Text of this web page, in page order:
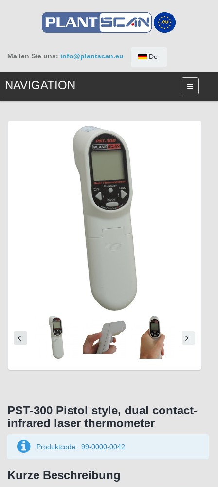
Mailen Sie uns: info@plantscan.eu De
NAVIGATION
PST-300 Pistol style, dual contact-
infrared laser thermometer
Produktcode: 99-0000-0042
Kurze Beschreibung